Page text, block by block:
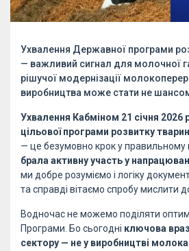
Ухвалення Державної програми
— важливий сигнал для молочної
рішучої модернізації
виробництва може стати не
Ухвалення Кабміном 21 січня 2026
цільової програми розвитку
— це безумовно крок у правильному
брала активну участь у
ми добре розуміємо і логіку
та справді вітаємо спробу мислити
Водночас не можемо поділяти
Програми. Бо сьогодні ключова
сектору — не у виробництві